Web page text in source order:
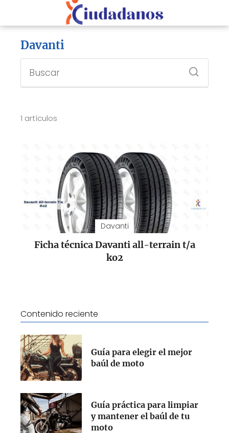
Davanti
1 artículos
Davanti
Ficha técnica Davanti all-terrain t/a
ko2
Contenido reciente
Guía para elegir el mejor
baúl de moto
Guía práctica para limpiar
y mantener el baúl de tu
moto